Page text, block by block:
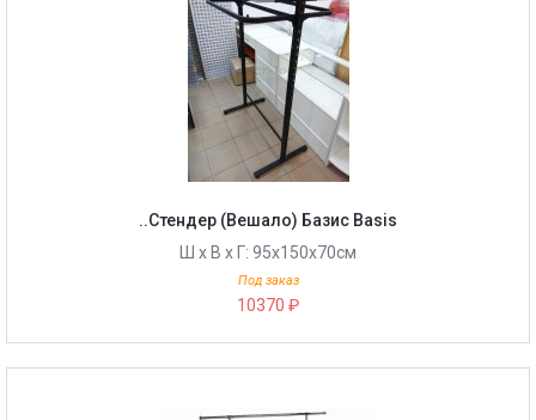
..Стендер (Вешало) Базис Basis
Ш х В х Г: 95х150х70см
Под заказ
10370 ₽